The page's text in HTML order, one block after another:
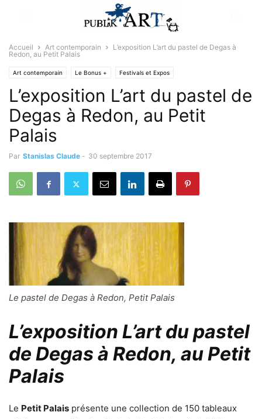
Accueil Art contemporain
L’exposition L’art du pastel de Degas à
Redon, au Petit Palais
Art contemporain Le Bonus + Festivals et Expos
L’exposition L’art du pastel de
Degas à Redon, au Petit
Palais
Par Stanislas Claude - 30 septembre 2017
Le pastel de Degas à Redon, Petit Palais
L’exposition L’art du pastel
de Degas à Redon, au Petit
Palais
Le Petit Palais présente une collection de 150 tableaux